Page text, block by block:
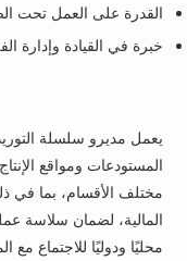
القدرة على العمل تحت
خبرة في القيادة وإدارة
يعمل مديرو سلسلة
المستودعات ومواقع
مختلف الأقسام، بما في
المالية، لضمان سلاسة
محليًا ودوليًا للاجتماع